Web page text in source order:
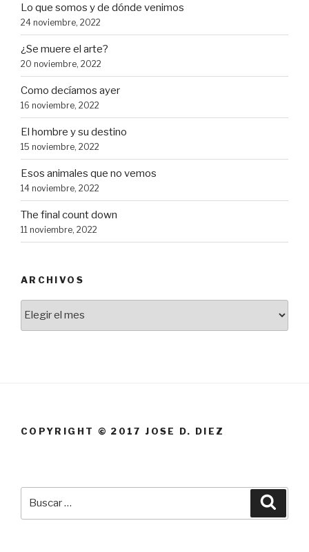
Lo que somos y de dónde venimos
24 noviembre, 2022
¿Se muere el arte?
20 noviembre, 2022
Como decíamos ayer
16 noviembre, 2022
El hombre y su destino
15 noviembre, 2022
Esos animales que no vemos
14 noviembre, 2022
The final count down
11 noviembre, 2022
ARCHIVOS
COPYRIGHT © 2017 JOSE D. DIEZ